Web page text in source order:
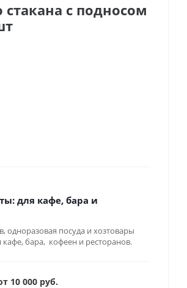
с подносом
для кафе, бара и
одноразовая посуда и хозтовары
кафе, бара, кофеен и ресторанов.
10 000 руб.